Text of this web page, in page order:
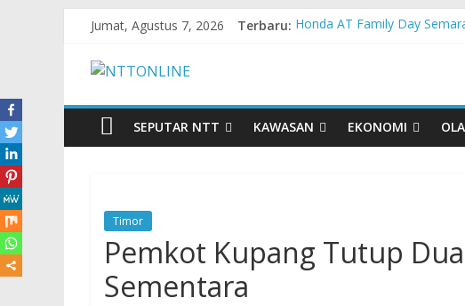
Jumat, Agustus 7, 2026 Terbaru: Honda AT Family Day
Cahaya Kemerdekaan di
SEPUTAR NTT
KAWASAN EKONOMI
Timor
Pemkot Kupang Tutup
Sementara